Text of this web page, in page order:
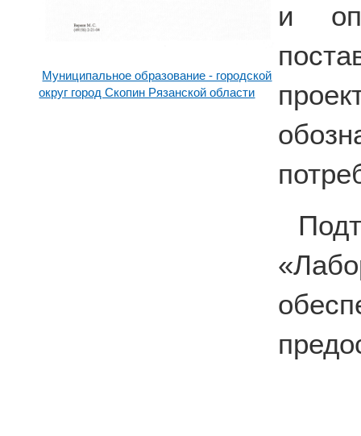
Муниципальное образование - городской
округ город Скопин Рязанской области
и